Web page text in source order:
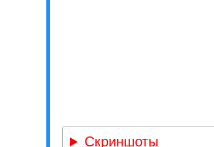
Скриншоты